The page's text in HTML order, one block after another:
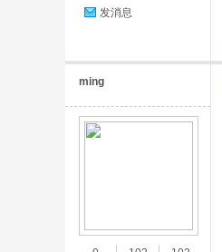
发消息
ming